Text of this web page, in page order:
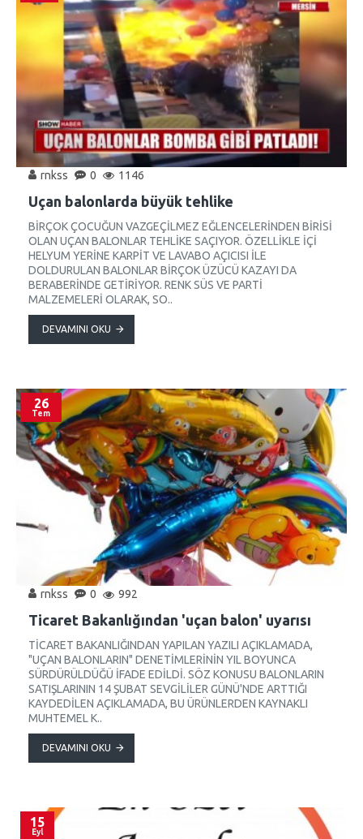
rnkss 0 1146
Uçan balonlarda büyük tehlike
BİRÇOK ÇOCUĞUN VAZGEÇİLMEZ EĞLENCELERİNDEN BİRİSİ
OLAN UÇAN BALONLAR TEHLİKE SAÇIYOR. ÖZELLİKLE İÇİ
HELYUM YERİNE KARPİT VE LAVABO AÇICISI İLE
DOLDURULAN BALONLAR BİRÇOK ÜZÜCÜ KAZAYI DA
BERABERİNDE GETİRİYOR. RENK SÜS VE PARTİ
MALZEMELERİ OLARAK, SO..
DEVAMINI OKU
26
Tem
rnkss 0 992
Ticaret Bakanlığından 'uçan balon' uyarısı
TİCARET BAKANLIĞINDAN YAPILAN YAZILI AÇIKLAMADA,
"UÇAN BALONLARIN" DENETİMLERİNİN YIL BOYUNCA
SÜRDÜRÜLDÜĞÜ İFADE EDİLDİ. SÖZ KONUSU BALONLARIN
SATIŞLARININ 14 ŞUBAT SEVGİLİLER GÜNÜ'NDE ARTTIĞI
KAYDEDİLEN AÇIKLAMADA, BU ÜRÜNLERDEN KAYNAKLI
MUHTEMEL K..
DEVAMINI OKU
15
Eyl